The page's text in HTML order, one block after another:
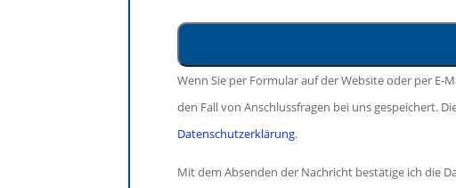
Wenn Sie per Formular auf der Website oder per
den Fall von Anschlussfragen bei uns gespeichert.
Datenschutzerklärung.
Mit dem Absenden der Nachricht bestätige ich die